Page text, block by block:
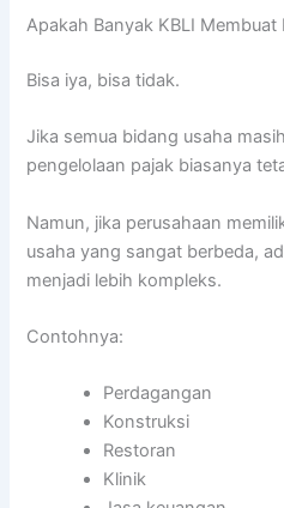
Apakah Banyak KBLI Membuat
Bisa iya, bisa tidak.
Jika semua bidang usaha
pengelolaan pajak biasanya
Namun, jika perusahaan
usaha yang sangat berbeda,
menjadi lebih kompleks.
Contohnya:
Perdagangan
Konstruksi
Restoran
Klinik